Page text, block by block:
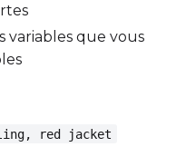
Seed
LoRA Scale
variables que vous
red jacket